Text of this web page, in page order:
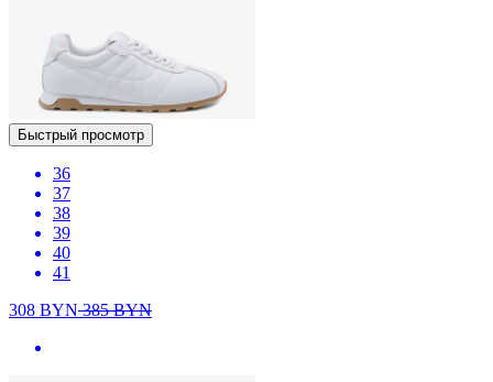
Быстрый просмотр
36
37
38
39
40
41
308 BYN385BYN